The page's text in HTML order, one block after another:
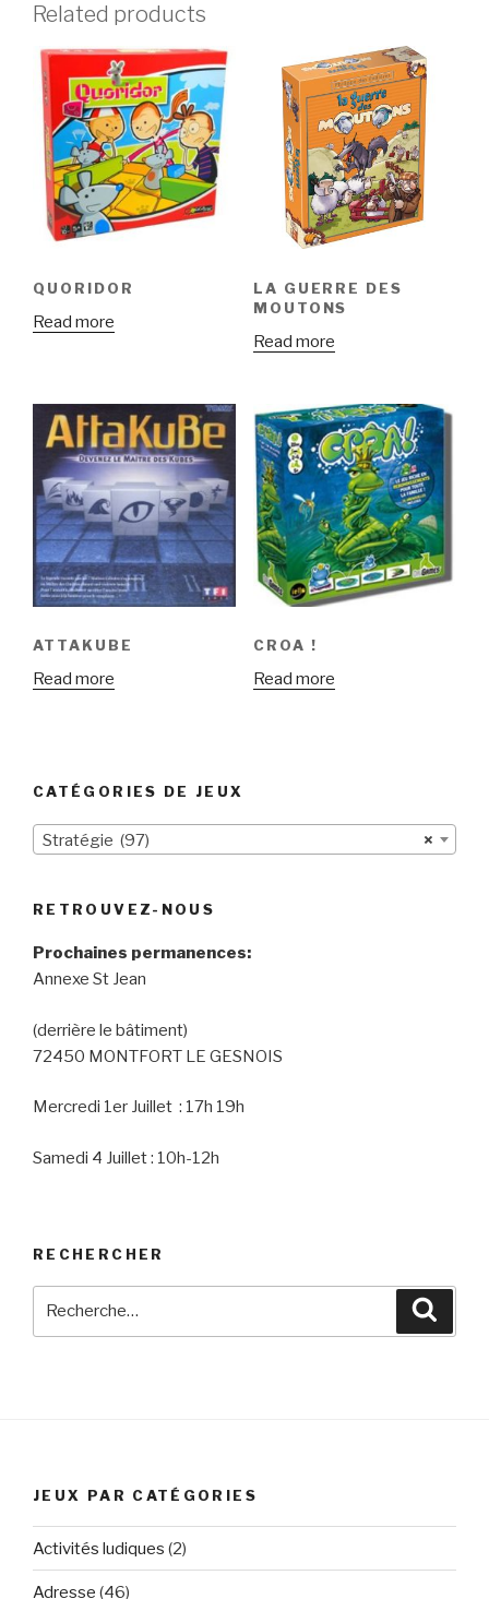
Related products
QUORIDOR
Read more
LA GUERRE DES
MOUTONS
Read more
ATTAKUBE
Read more
CROA !
Read more
CATÉGORIES DE JEUX
×
Stratégie (97)
RETROUVEZ-NOUS
Prochaines permanences:
Annexe St Jean
(derrière le bâtiment)
72450 MONTFORT LE GESNOIS
Mercredi 1er Juillet : 17h 19h
Samedi 4 Juillet : 10h-12h
RECHERCHER
JEUX PAR CATÉGORIES
Activités ludiques (2)
Adresse (46)